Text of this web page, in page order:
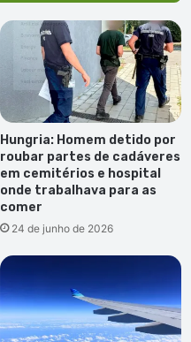
Hungria: Homem detido por
roubar partes de cadáveres
em cemitérios e hospital
onde trabalhava para as
comer
24 de junho de 2026